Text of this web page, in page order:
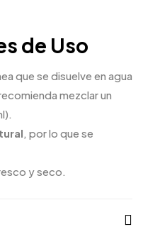
de Uso
que se disuelve en agua
mezclar un
, por lo que se
y seco.